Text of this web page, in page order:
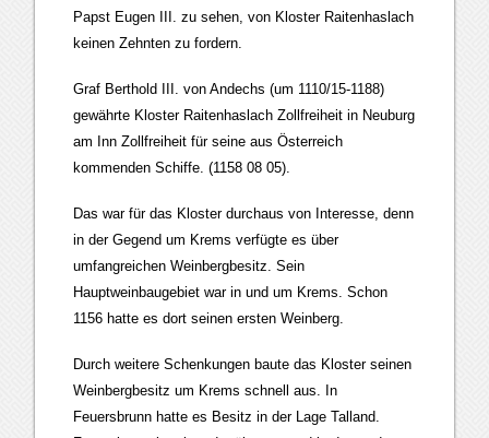
Papst Eugen III. zu sehen, von Kloster Raitenhaslach
keinen Zehnten zu fordern.
Graf Berthold III. von Andechs (um 1110/15-1188)
gewährte Kloster Raitenhaslach Zollfreiheit in Neuburg
am Inn Zollfreiheit für seine aus Österreich
kommenden Schiffe. (1158 08 05).
Das war für das Kloster durchaus von Interesse, denn
in der Gegend um Krems verfügte es über
umfangreichen Weinbergbesitz. Sein
Hauptweinbaugebiet war in und um Krems. Schon
1156 hatte es dort seinen ersten Weinberg.
Durch weitere Schenkungen baute das Kloster seinen
Weinbergbesitz um Krems schnell aus. In
Feuersbrunn hatte es Besitz in der Lage Talland.